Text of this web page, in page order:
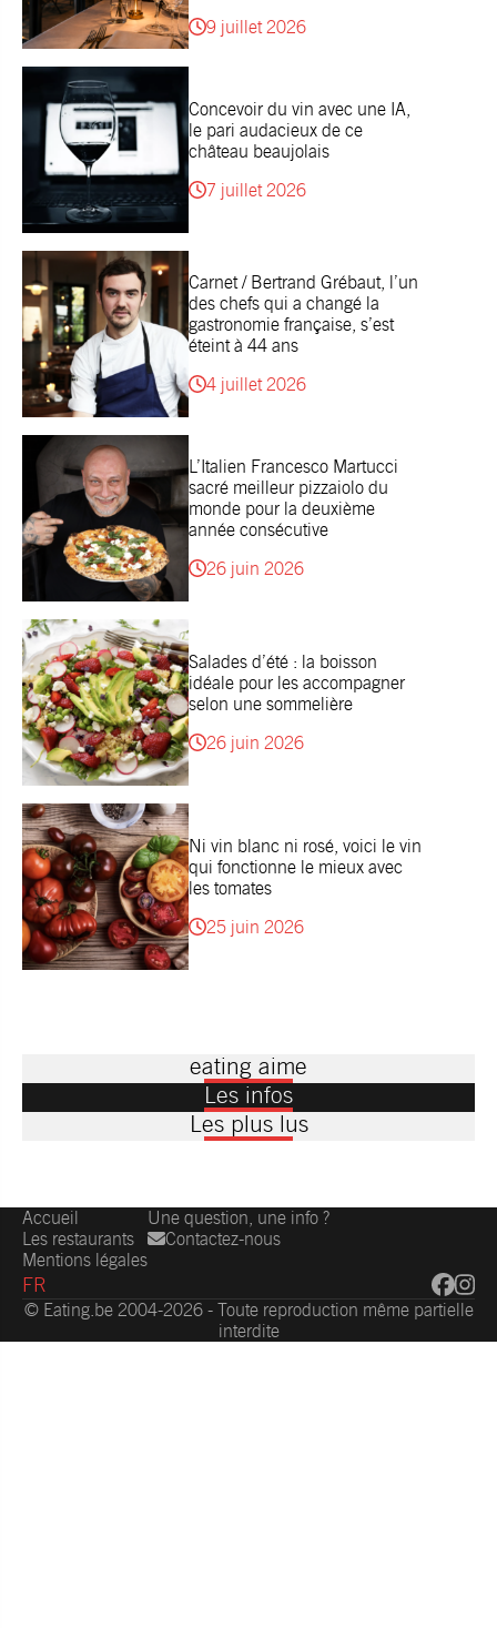
9 juillet 2026
Concevoir du vin avec une IA,
le pari audacieux de ce
château beaujolais
7 juillet 2026
Carnet / Bertrand Grébaut, l’un
des chefs qui a changé la
gastronomie française, s’est
éteint à 44 ans
4 juillet 2026
L’Italien Francesco Martucci
sacré meilleur pizzaiolo du
monde pour la deuxième
année consécutive
26 juin 2026
Salades d’été : la boisson
idéale pour les accompagner
selon une sommelière
26 juin 2026
Ni vin blanc ni rosé, voici le vin
qui fonctionne le mieux avec
les tomates
25 juin 2026
eating aime
Les infos
Les plus lus
Accueil
Les restaurants
Mentions légales
Une question, une info ?
Contactez-nous
FR
© Eating.be 2004-2026 - Toute reproduction même partielle
interdite